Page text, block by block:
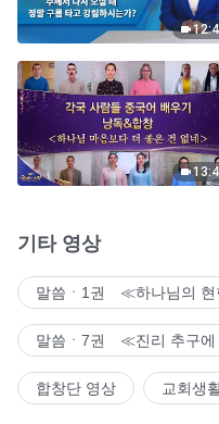
기타 영상
말씀ㆍ1권 ≪하나님의 현
말씀ㆍ7권 ≪진리 추구에
합창단 영상 교회생